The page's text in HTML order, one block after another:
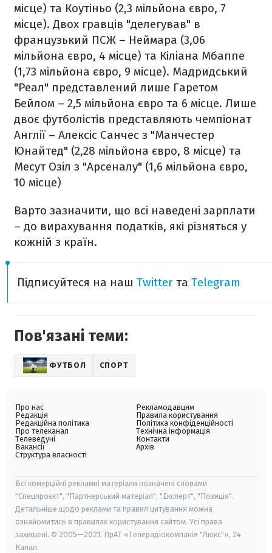
місце) та Коутіньо (2,3 мільйона євро, 7
місце). Двох гравців "делегував" в
французький ПСЖ – Неймара (3,06
мільйона євро, 4 місце) та Кіліана Мбаппе
(1,73 мільйона євро, 9 місце). Мадридський
"Реал" представлений лише Гаретом
Бейлом – 2,5 мільйона євро та 6 місце. Лише
двоє футболістів представляють чемпіонат
Англії – Алексіс Санчес з "Манчестер
Юнайтед" (2,28 мільйона євро, 8 місце) та
Месут Озіл з "Арсеналу" (1,6 мільйона євро,
10 місце)
Варто зазначити, що всі наведені зарплати
– до вирахування податків, які різняться у
кожній з країн.
Підписуйтеся на наш Twitter та Telegram
Пов'язані теми:
ФУТБОЛ СПОРТ
Про нас
Редакція
Редакційна політика
Про телеканал
Телеведучі
Вакансії
Структура власності
Рекламодавцям
Правила користування
Політика конфіденційності
Технічна інформація
Контакти
Архів
Всі комерційні рекламні матеріали позначені словами
"Спецпроєкт", "Партнерський матеріал", "Експерт", "Позиція".
Детальніше щодо реклами та правил цитування можна
ознайомитись в правилах користування сайтом. Усі права
захищені. © 2005—2021, ПрАТ «Телерадіокомпанія "Люкс"», 24
Канал.